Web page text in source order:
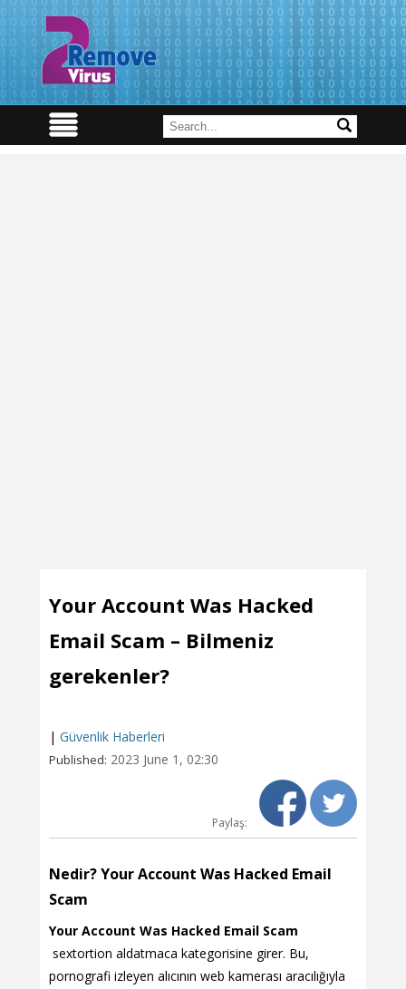
Your Account Was Hacked
Email Scam – Bilmeniz
gerekenler?
| Güvenlik Haberleri
Published: 2023 June 1, 02:30
Paylaş:
Nedir? Your Account Was Hacked Email
Scam
Your Account Was Hacked Email Scam
sextortion aldatmaca kategorisine girer. Bu,
pornografi izleyen alıcının web kamerası aracılığıyla